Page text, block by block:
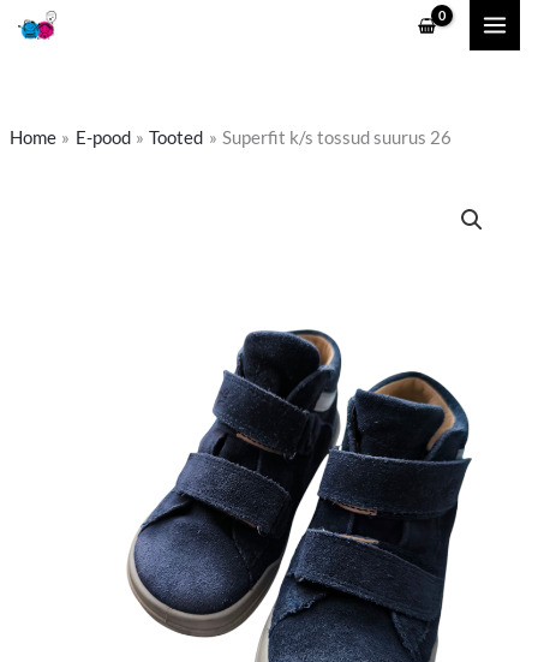
Skip
Home E-pood Tooted Superfit k/s tossud suurus 26